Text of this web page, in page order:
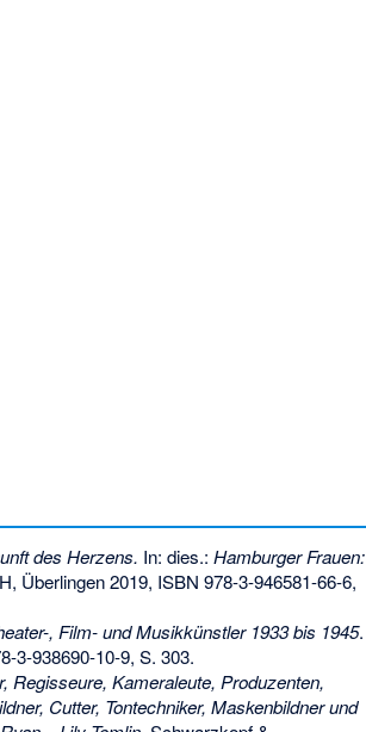
des Herzens. In: dies.: Hamburger Frauen:
Überlingen 2019, ISBN 978-3-946581-66-6,
, Film- und Musikkünstler 1933 bis 1945.
3-938690-10-9, S. 303.
Regisseure, Kameraleute, Produzenten,
Cutter, Tontechniker, Maskenbildner und